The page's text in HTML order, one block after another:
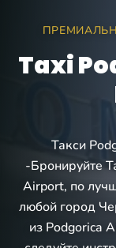
Taxi
Такси
-Бронируйте
Airport, по
любой город
из Podgorica